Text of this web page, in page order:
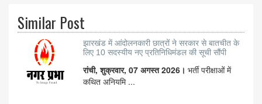
Similar Post
झारखंड में आंदोलनकारी छात्रों ने सरकार से बातचीत के
लिए 10 सदस्यीय नए प्रतिनिधिमंडल की सूची सौंपी
रांची, शुक्रवार, 07 अगस्त 2026। भर्ती परीक्षाओं में
कथित अनियमि ...